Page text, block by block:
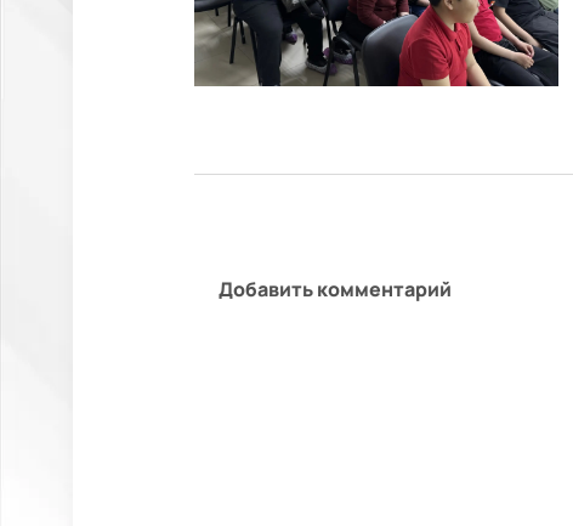
Добавить комментарий